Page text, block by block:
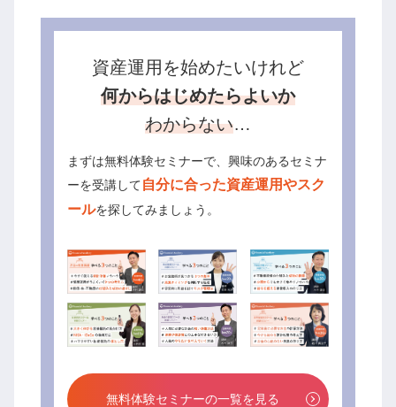
資産運用を始めたいけれど
何からはじめたらよいか
わからない…
まずは無料体験セミナーで、興味のあるセミナ
ーを受講して自分に合った資産運用やスク
ールを探してみましょう。
無料体験セミナーの一覧を見る